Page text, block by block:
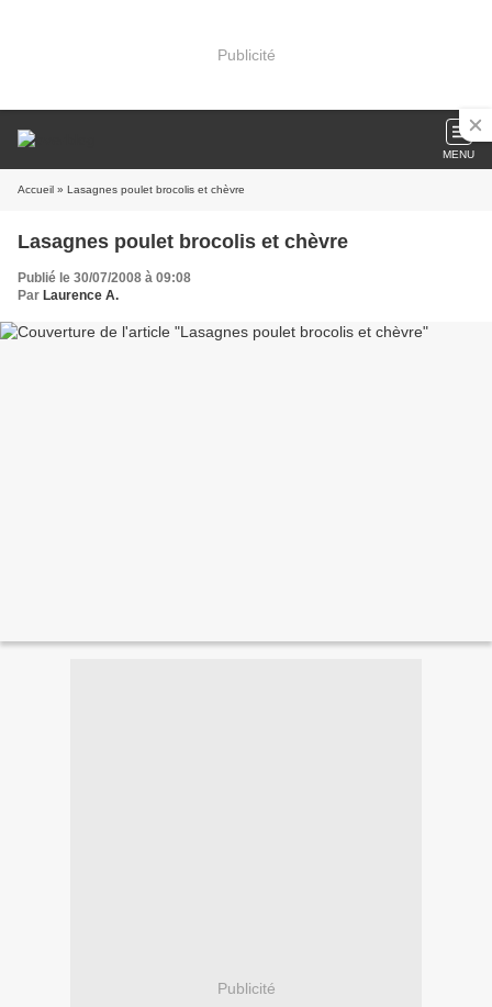
Publicité
MENU
Accueil » Lasagnes poulet brocolis et chèvre
Lasagnes poulet brocolis et chèvre
Publié le 30/07/2008 à 09:08
Par Laurence A.
Publicité